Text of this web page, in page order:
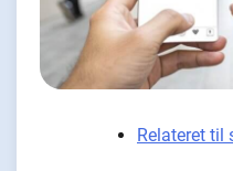
Relateret til